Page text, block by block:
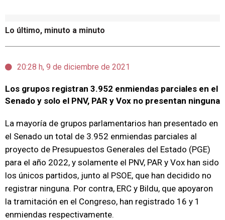
Lo último, minuto a minuto
20:28 h, 9 de diciembre de 2021
Los grupos registran 3.952 enmiendas parciales en el
Senado y solo el PNV, PAR y Vox no presentan ninguna
La mayoría de grupos parlamentarios han presentado en
el Senado un total de 3.952 enmiendas parciales al
proyecto de Presupuestos Generales del Estado (PGE)
para el año 2022, y solamente el PNV, PAR y Vox han sido
los únicos partidos, junto al PSOE, que han decidido no
registrar ninguna. Por contra, ERC y Bildu, que apoyaron
la tramitación en el Congreso, han registrado 16 y 1
enmiendas respectivamente.